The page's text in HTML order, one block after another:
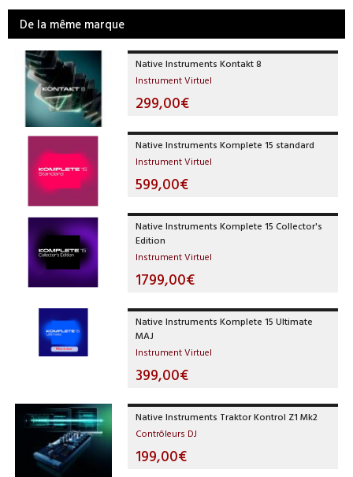
De la même marque
Native Instruments Kontakt 8
Instrument Virtuel
299,00€
Native Instruments Komplete 15 standard
Instrument Virtuel
599,00€
Native Instruments Komplete 15 Collector's
Edition
Instrument Virtuel
1799,00€
Native Instruments Komplete 15 Ultimate
MAJ
Instrument Virtuel
399,00€
Native Instruments Traktor Kontrol Z1 Mk2
Contrôleurs DJ
199,00€